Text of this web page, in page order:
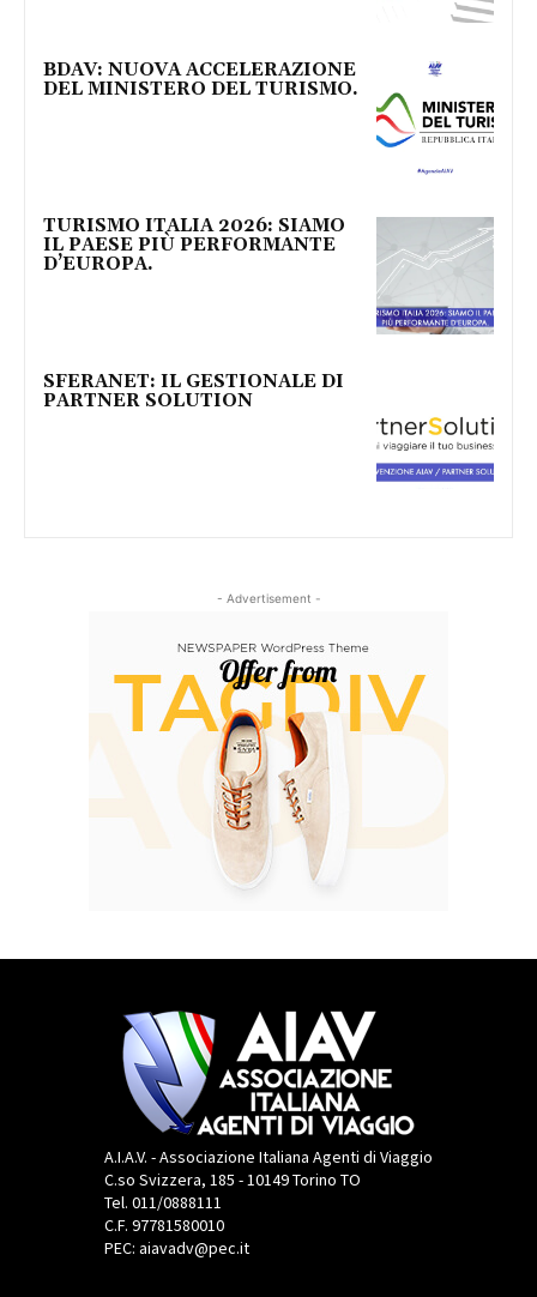
BDAV: NUOVA ACCELERAZIONE
DEL MINISTERO DEL TURISMO.
TURISMO ITALIA 2026: SIAMO
IL PAESE PIÙ PERFORMANTE
D’EUROPA.
SFERANET: IL GESTIONALE DI
PARTNER SOLUTION
- Advertisement -
A.I.A.V. - Associazione Italiana Agenti di Viaggio
C.so Svizzera, 185 - 10149 Torino TO
Tel. 011/0888111
C.F. 97781580010
PEC: aiavadv@pec.it